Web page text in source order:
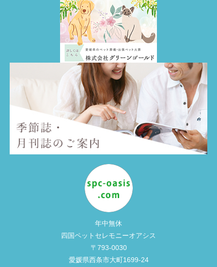
年中無休
四国ペットセレモニーオアシス
〒793-0030
愛媛県西条市大町1699-24